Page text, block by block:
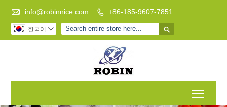
 info@robinnice.com  +86-185-9607-7851

한국어 